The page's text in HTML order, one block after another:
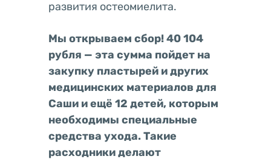
развития остеомиелита.
Мы открываем сбор! 40 104
рубля — эта сумма пойдет на
закупку пластырей и других
медицинских материалов для
Саши и ещё 12 детей, которым
необходимы специальные
средства ухода. Такие
расходники делают